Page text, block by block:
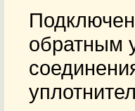
обратным